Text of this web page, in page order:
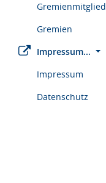
Gremienmitglied
Gremien
Impressum...
Impressum
Datenschutz